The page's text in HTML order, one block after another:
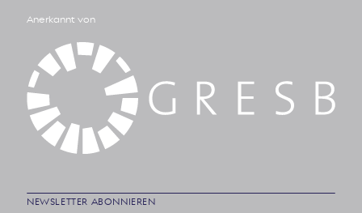
Anerkannt von
NEWSLETTER ABONNIEREN